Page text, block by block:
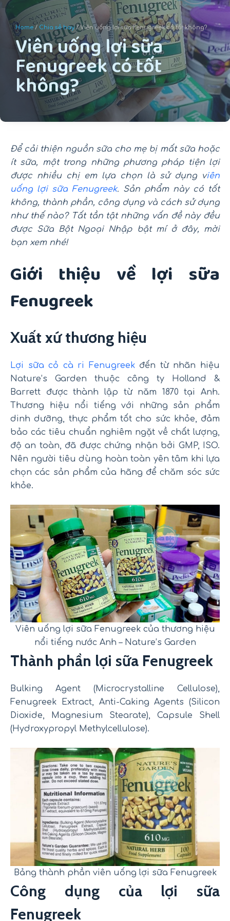
n
g
Home / Chia sẻ hay/ Viên uống lợi sữa Fenugreek có tốt không?
Viên uống lợi sữa
Fenugreek có tốt
không?
Để cải thiện nguồn sữa cho mẹ bị mất sữa hoặc
ít sữa, một trong những phương pháp tiện lợi
được nhiều chị em lựa chọn là sử dụng viên
uống lợi sữa Fenugreek. Sản phẩm này có tốt
không, thành phần, công dụng và cách sử dụng
như thế nào? Tất tần tật những vấn đề này đều
được Sữa Bột Ngoại Nhập bật mí ở đây, mời
bạn xem nhé!
Giới thiệu về lợi sữa
Fenugreek
Xuất xứ thương hiệu
Lợi sữa cỏ cà ri Fenugreekđến từ nhãn hiệu
Nature’s Garden thuộc công ty Holland &
Barrett được thành lập từ năm 1870 tại Anh.
Thương hiệu nổi tiếng với những sản phẩm
dinh dưỡng, thực phẩm tốt cho sức khỏe, đảm
bảo các tiêu chuẩn nghiêm ngặt về chất lượng,
độ an toàn, đã được chứng nhận bởi GMP, ISO.
Nên người tiêu dùng hoàn toàn yên tâm khi lựa
chọn các sản phẩm của hãng để chăm sóc sức
khỏe.
Viên uống lợi sữa Fenugreek của thương hiệu
nổi tiếng nước Anh – Nature’s Garden
Thành phần lợi sữa Fenugreek
Bulking Agent (Microcrystalline Cellulose),
Fenugreek Extract, Anti-Caking Agents (Silicon
Dioxide, Magnesium Stearate), Capsule Shell
(Hydroxypropyl Methylcellulose).
Bảng thành phần viên uống lợi sữa Fenugreek
Công dụng của lợi sữa
Fenugreek